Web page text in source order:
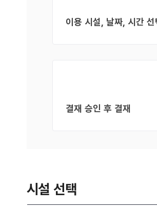
이용 시설, 날짜, 시간 선
결재 승인 후 결재
시설 선택